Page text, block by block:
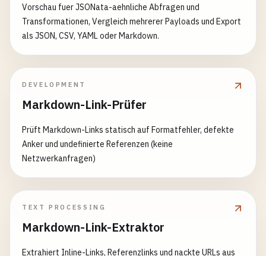
Vorschau fuer JSONata-aehnliche Abfragen und
Transformationen, Vergleich mehrerer Payloads und Export
als JSON, CSV, YAML oder Markdown.
DEVELOPMENT
Markdown-Link-Prüfer
Prüft Markdown-Links statisch auf Formatfehler, defekte
Anker und undefinierte Referenzen (keine
Netzwerkanfragen)
TEXT PROCESSING
Markdown-Link-Extraktor
Extrahiert Inline-Links, Referenzlinks und nackte URLs aus